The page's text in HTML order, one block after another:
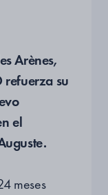
Arènes,
su
el
meses